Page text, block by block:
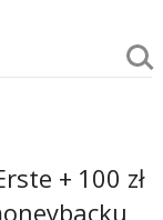
+ 100 zł